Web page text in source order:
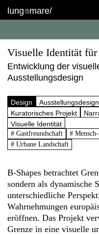
lung mare/
Visuelle Identität für
Entwicklung der
Ausstellungsdesign
Design Ausstellungsdesign
Kuratorisches Projekt
Visuelle Identität
# Gastfreundschaft #
# Urbane Landschaft
B‑Shapes betrachtet
sondern als dynamische
unterschiedliche
Wahrnehmungen
eröffnen. Das Projekt
Grenze in eine visuelle